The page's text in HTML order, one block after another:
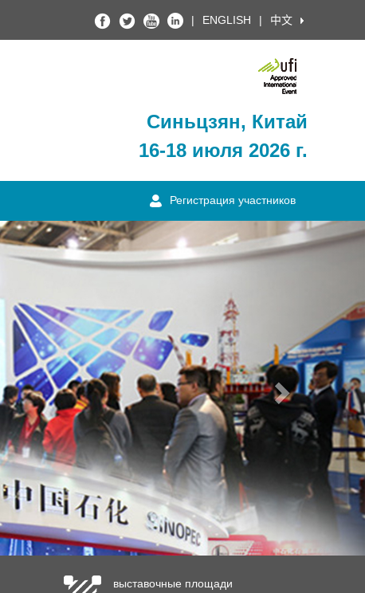
| ENGLISH | 中文
Синьцзян, Китай
16-18 июля 2026 г.
Регистрация участников
Next
выставочные площади